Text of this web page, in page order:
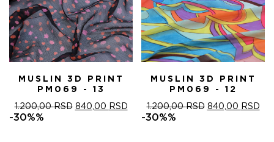
MUSLIN 3D PRINT
PM069 - 13
1.200,00RSD ОРИГИНАЛНА
840,00 RSDТРЕНУТНА
ЦЕНА
-30%%
MUSLIN 3D PRINT
PM069 - 12
1.200,00RSD ОРИГИНАЛНА
840,00 RSD
-30%%